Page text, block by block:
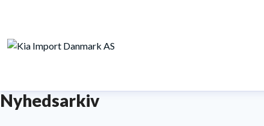
Nyhedsarkiv